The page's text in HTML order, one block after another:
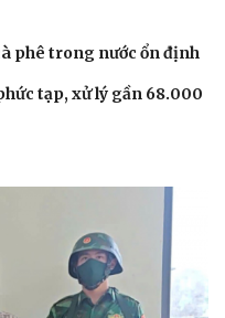
sĩ
phê trong nước ổn định
tạp, xử lý gần 68.000